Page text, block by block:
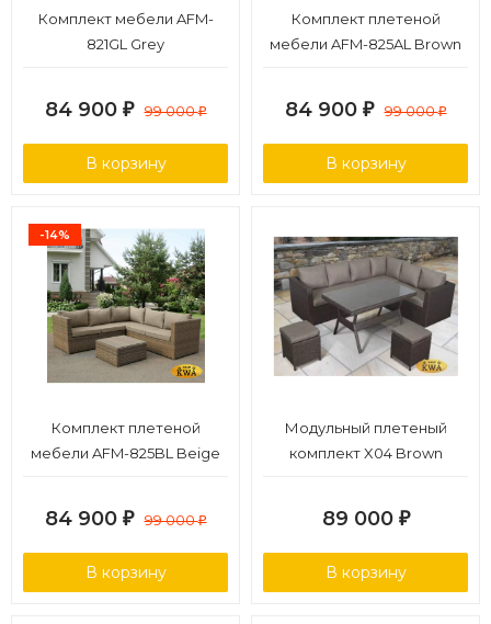
Комплект мебели AFM-
821GL Grey
84 900 ₽ 99 000₽
В корзину
Комплект плетеной
мебели AFM-825AL Brown
84 900 ₽ 99 000₽
В корзину
-14%
Комплект плетеной
мебели AFM-825BL Beige
84 900 ₽ 99 000₽
В корзину
Модульный плетеный
комплект X04 Brown
89 000 ₽
В корзину